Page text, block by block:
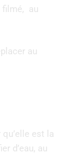
filmé, au
au
est la
d’eau, au